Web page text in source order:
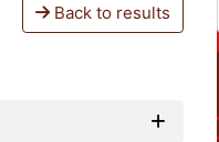
Back to results